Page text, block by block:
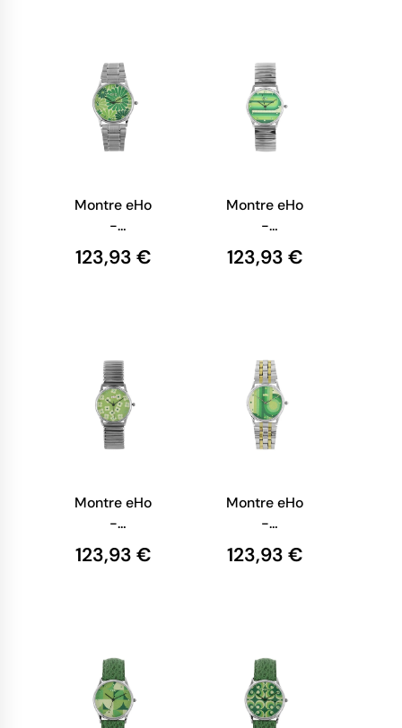
Montre eHo
-
Ecoresponsable
- Montre
123,93 €
Montre eHo
-
Ecoresponsable
- Montre
123,93 €
Montre eHo
-
Ecoresponsable
- Montre
123,93 €
Montre eHo
-
Ecoresponsable
- Montre
123,93 €